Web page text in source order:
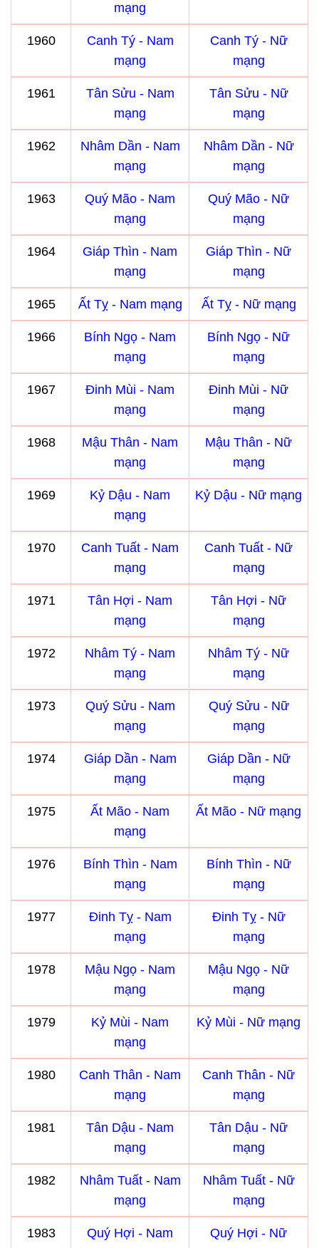
mạng
1960
Canh Tý - Nam
mạng
Canh Tý - Nữ
mạng
1961
Tân Sửu - Nam
mạng
Tân Sửu - Nữ
mạng
1962
Nhâm Dần - Nam
mạng
Nhâm Dần - Nữ
mạng
1963
Quý Mão - Nam
mạng
Quý Mão - Nữ
mạng
1964
Giáp Thìn - Nam
mạng
Giáp Thìn - Nữ
mạng
1965 Ất Tỵ - Nam mạng Ất Tỵ - Nữ mạng
1966
Bính Ngọ - Nam
mạng
Bính Ngọ - Nữ
mạng
1967
Đinh Mùi - Nam
mạng
Đinh Mùi - Nữ
mạng
1968
Mậu Thân - Nam
mạng
Mậu Thân - Nữ
mạng
1969
Kỷ Dậu - Nam
mạng
Kỷ Dậu - Nữ mạng
1970
Canh Tuất - Nam
mạng
Canh Tuất - Nữ
mạng
1971
Tân Hợi - Nam
mạng
Tân Hợi - Nữ
mạng
1972
Nhâm Tý - Nam
mạng
Nhâm Tý - Nữ
mạng
1973
Quý Sửu - Nam
mạng
Quý Sửu - Nữ
mạng
1974
Giáp Dần - Nam
mạng
Giáp Dần - Nữ
mạng
1975
Ất Mão - Nam
mạng
Ất Mão - Nữ mạng
1976
Bính Thìn - Nam
mạng
Bính Thìn - Nữ
mạng
1977
Đinh Tỵ - Nam
mạng
Đinh Tỵ - Nữ
mạng
1978
Mậu Ngọ - Nam
mạng
Mậu Ngọ - Nữ
mạng
1979
Kỷ Mùi - Nam
mạng
Kỷ Mùi - Nữ mạng
1980
Canh Thân - Nam
mạng
Canh Thân - Nữ
mạng
1981
Tân Dậu - Nam
mạng
Tân Dậu - Nữ
mạng
1982
Nhâm Tuất - Nam
mạng
Nhâm Tuất - Nữ
mạng
1983
Quý Hợi - Nam
Quý Hợi - Nữ